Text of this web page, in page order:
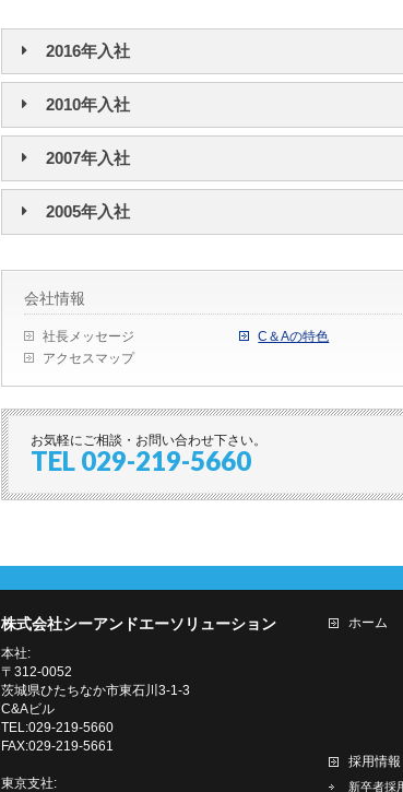
2016年入社
新たな気持ちで仕事の充実感・信頼感を積
第二ソリューション事業本部
2010年入社
キャリアビジョンに向かって、スキルアッ
第一ソリューション事業本部
2007年入社
2005年入社
会社情報
社長メッセージ C＆Aの特色
アクセスマップ
お気軽にご相談・お問い合わせ下さい。
TEL 029-219-5660
株式会社シーアンドエーソリューション
本社:
〒312-0052
茨城県ひたちなか市東石川3-1-3
C&Aビル
TEL:029-219-5660
FAX:029-219-5661
東京支社:
ホーム
採用情報
新卒者採